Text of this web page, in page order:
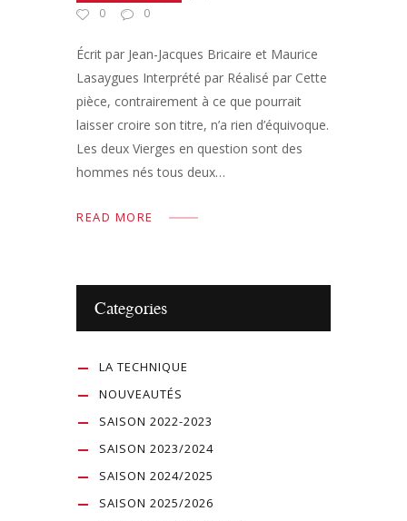
0
0
Écrit par Jean-Jacques Bricaire et Maurice
Lasaygues Interprété par Réalisé par Cette
pièce, contrairement à ce que pourrait
laisser croire son titre, n’a rien d’équivoque.
Les deux Vierges en question sont des
hommes nés tous deux…
READ MORE
Categories
LA TECHNIQUE
NOUVEAUTÉS
SAISON 2022-2023
SAISON 2023/2024
SAISON 2024/2025
SAISON 2025/2026